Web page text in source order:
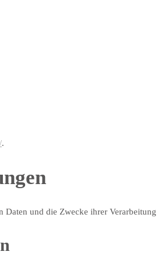
.
und die Zwecke ihrer